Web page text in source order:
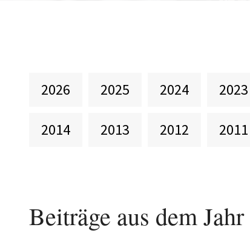
2026 2025 2024 2023
2014 2013 2012 2011
Beiträge aus dem Jahr